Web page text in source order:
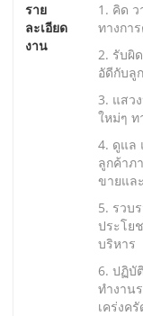
ราย
ละเอียด
งาน
1. คิด
ทางกา
2. รับผิ
อัดีกับลู
3. แสว
ใหม่ๆ ท
4. ดูแล
ลูกค้าภ
ขายแล
5. รวบ
ประโย
บริหาร
6. ปฏิบั
ทำงาน
เคร่งครั